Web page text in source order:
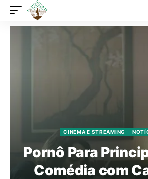
CINEMA E STREAMING
Pornô Para
Comédia com